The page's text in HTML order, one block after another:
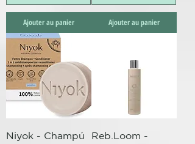
Ajouter au panier Ajouter au panier
Niyok - Champú
Reb.Loom -